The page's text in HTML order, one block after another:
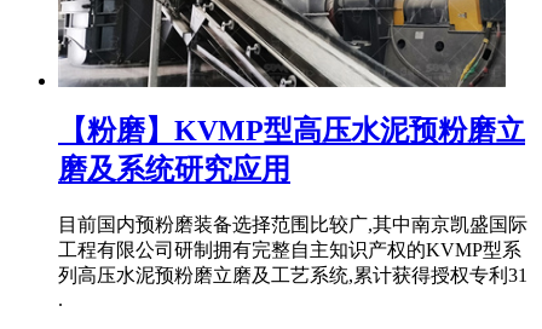
【粉磨】KVMP型高压水泥预粉磨立
磨及系统研究应用
目前国内预粉磨装备选择范围比较广,其中南京凯盛国际
工程有限公司研制拥有完整自主知识产权的KVMP型系
列高压水泥预粉磨立磨及工艺系统,累计获得授权专利31
.